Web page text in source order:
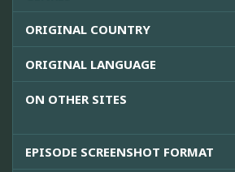
ORIGINAL COUNTRY
ORIGINAL LANGUAGE
ON OTHER SITES
EPISODE SCREENSHOT FORMAT